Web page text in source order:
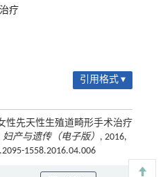
治疗
引用格式 ▾
性先天性生殖道畸形手术治疗
妇产与遗传（电子版） , 2016,
1558.2016.04.006